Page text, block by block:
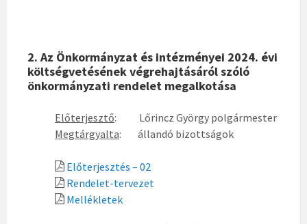
2. Az Önkormányzat és intézményei 2024. évi
költségvetésének végrehajtásáról szóló
önkormányzati rendelet megalkotása
Előterjesztő: Lőrincz György polgármester
Megtárgyalta: állandó bizottságok
Előterjesztés – 02
Rendelet-tervezet
Mellékletek